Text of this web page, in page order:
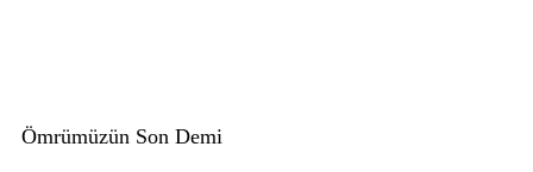
Ömrümüzün Son Demi